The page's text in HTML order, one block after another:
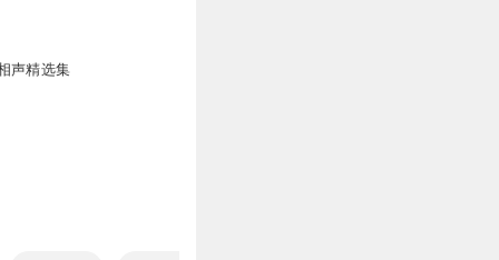
声精选集